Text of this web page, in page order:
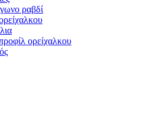
ραβδί
ορείχαλκου